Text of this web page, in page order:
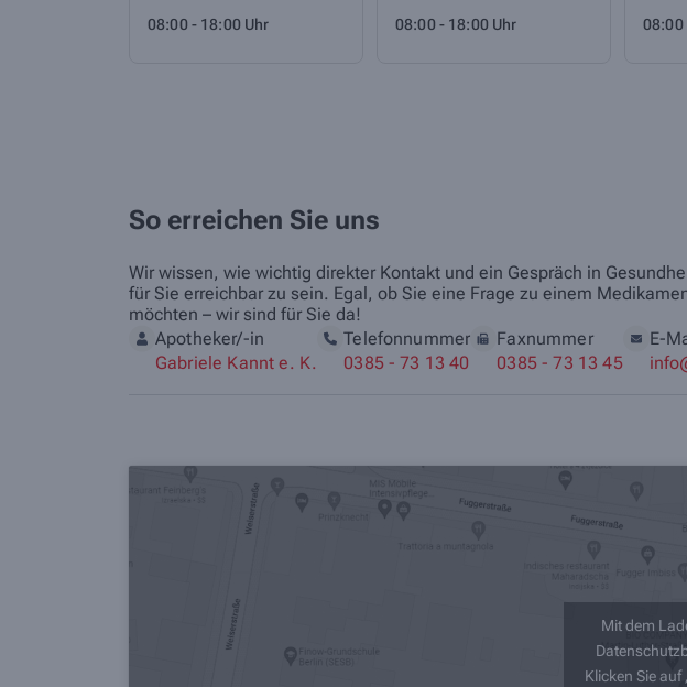
08:00 - 18:00 Uhr 08:00 - 18:00 Uhr 08:00
So erreichen Sie uns
Wir wissen, wie wichtig direkter Kontakt und ein Gespräch in
für Sie erreichbar zu sein. Egal, ob Sie eine Frage zu einem
möchten – wir sind für Sie da!
Apotheker/-in
Gabriele Kannt e. K.
Telefonnummer
0385 - 73 13 40
Faxnummer
0385 - 73 13 45
E-
Mit dem
Klicken Sie